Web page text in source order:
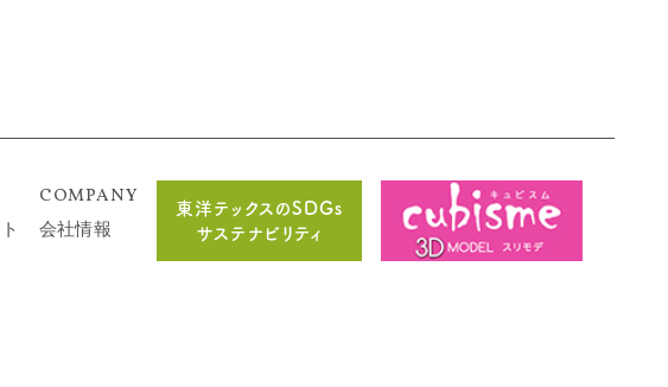
COMPANY
会社情報
東洋テックスのSDGs
サステナビリティ